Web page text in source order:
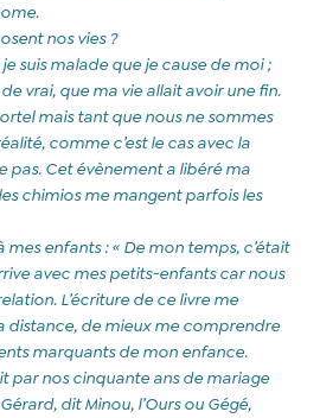
nos vies ?
suis malade que je cause de moi ;
vrai, que ma vie allait avoir une fin.
mais tant que nous ne sommes
comme c’est le cas avec la
pas. Cet évènement a libéré ma
chimios me mangent parfois les
enfants : « De mon temps, c’était
avec mes petits-enfants car nous
L’écriture de ce livre me
distance, de mieux me comprendre
marquants de mon enfance.
par nos cinquante ans de mariage
dit Minou, l’Ours ou Gégé,